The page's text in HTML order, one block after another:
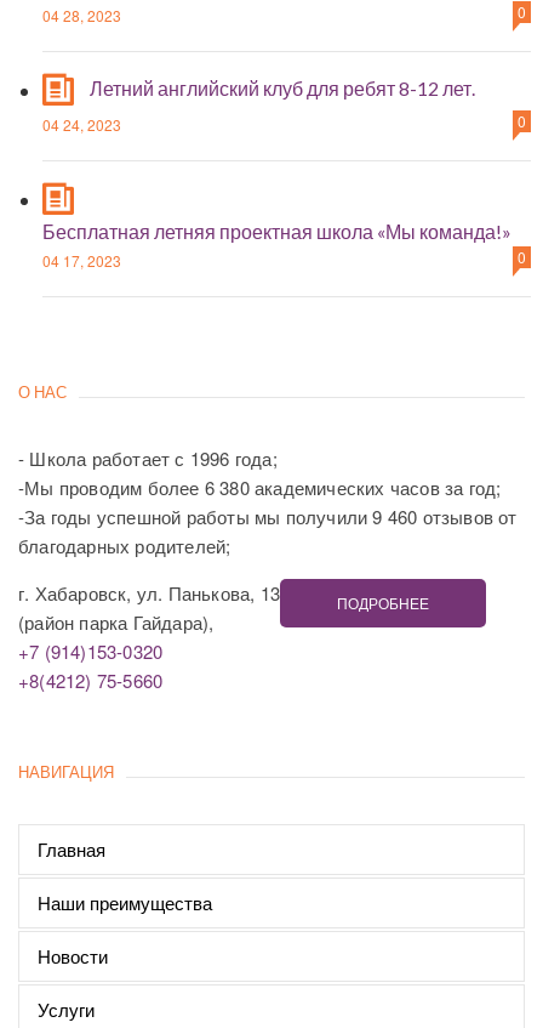
04 28, 2023 0
Летний английский клуб для ребят 8-12 лет.
04 24, 2023 0
Бесплатная летняя проектная школа «Мы команда!»
04 17, 2023 0
О НАС
- Школа работает с 1996 года;
-Мы проводим более 6 380 академических часов за год;
-За годы успешной работы мы получили 9 460 отзывов от
благодарных родителей;
г. Хабаровск, ул. Панькова, 13
(район парка Гайдара),
+7 (914)153-0320
+8(4212) 75-5660
ПОДРОБНЕЕ
НАВИГАЦИЯ
Главная
Наши преимущества
Новости
Услуги